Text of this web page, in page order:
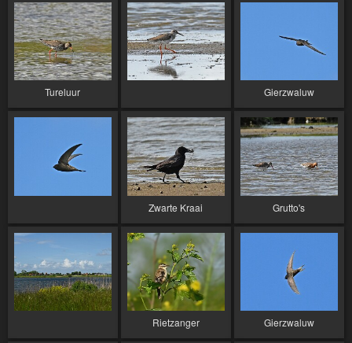
Tureluur Gierzwaluw
Zwarte Kraai Grutto's
Rietzanger Gierzwaluw